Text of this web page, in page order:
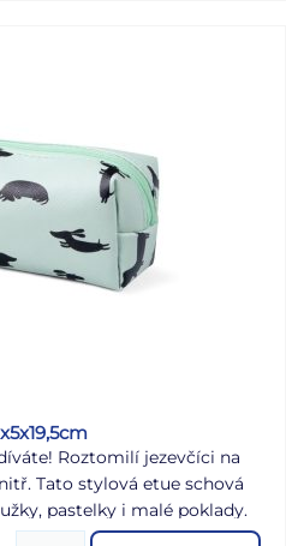
Roztomilí jezevčíci na
Tato stylová etue schová
pastelky i malé poklady.
na svém místě, ať už